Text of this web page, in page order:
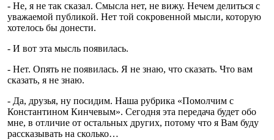
- Не, я не так сказал. Смысла нет, не вижу. Нечем делиться с
уважаемой публикой. Нет той сокровенной мысли, которую
хотелось бы донести.
- И вот эта мысль появилась.
- Нет. Опять не появилась. Я не знаю, что сказать. Что вам
сказать, я не знаю.
- Да, друзья, ну посидим. Наша рубрика «Помолчим с
Константином Кинчевым». Сегодня эта передача будет обо
мне, в отличие от остальных других, потому что я Вам буду
рассказывать на сколько…